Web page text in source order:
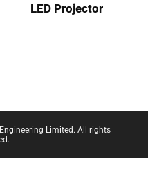
LED Projector
Limited. All rights